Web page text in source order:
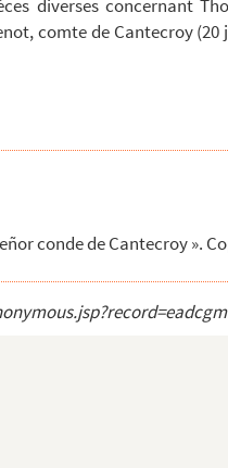
diverses concernant
comte de Cantecroy (20
conde de Cantecroy ».